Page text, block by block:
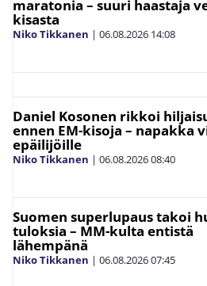
maratonia – suuri haastaja
kisasta
Niko Tikkanen | 06.08.2026 14:08
Daniel Kosonen rikkoi
ennen EM-kisoja – napakka
epäilijöille
Niko Tikkanen | 06.08.202608:40
Suomen superlupaus takoi
tuloksia – MM-kulta entistä
lähempänä
Niko Tikkanen | 06.08.202607:45